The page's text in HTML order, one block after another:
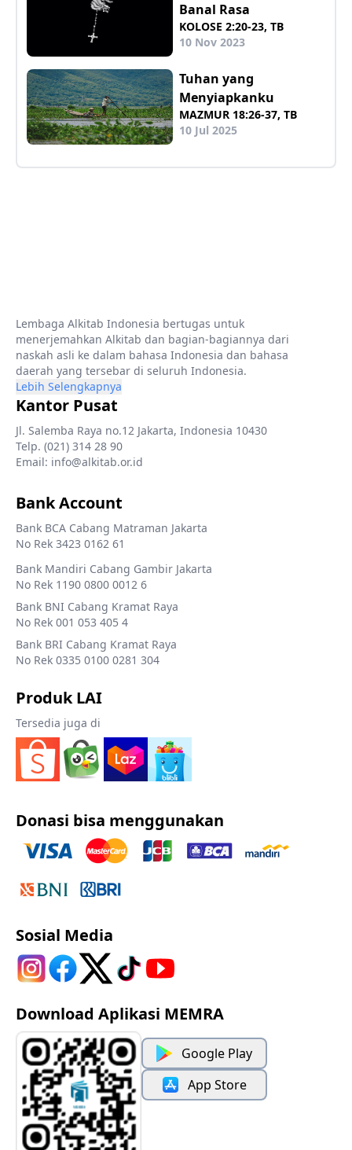
Banal Rasa
KOLOSE 2:20-23, TB
10 Nov 2023
Tuhan yang
Menyiapkanku
MAZMUR 18:26-37, TB
10 Jul 2025
Lembaga Alkitab Indonesia bertugas untuk
menerjemahkan Alkitab dan bagian-bagiannya dari
naskah asli ke dalam bahasa Indonesia dan bahasa
daerah yang tersebar di seluruh Indonesia.
Lebih Selengkapnya
Kantor Pusat
Jl. Salemba Raya no.12 Jakarta, Indonesia 10430
Telp. (021) 314 28 90
Email: info@alkitab.or.id
Bank Account
Bank BCA Cabang Matraman Jakarta
No Rek 3423 0162 61
Bank Mandiri Cabang Gambir Jakarta
No Rek 1190 0800 0012 6
Bank BNI Cabang Kramat Raya
No Rek 001 053 405 4
Bank BRI Cabang Kramat Raya
No Rek 0335 0100 0281 304
Produk LAI
Tersedia juga di
Donasi bisa menggunakan
Sosial Media
Download Aplikasi MEMRA
Google Play
App Store